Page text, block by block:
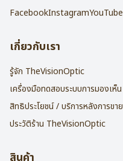
FacebookInstagramYouTube
เกี่ยวกับเรา
รู้จัก TheVisionOptic
เครื่องมือทดสอบระบบการมองเห็น
สิทธิประโยชน์ / บริการหลังการขาย
ประวัติร้าน TheVisionOptic
สินค้า